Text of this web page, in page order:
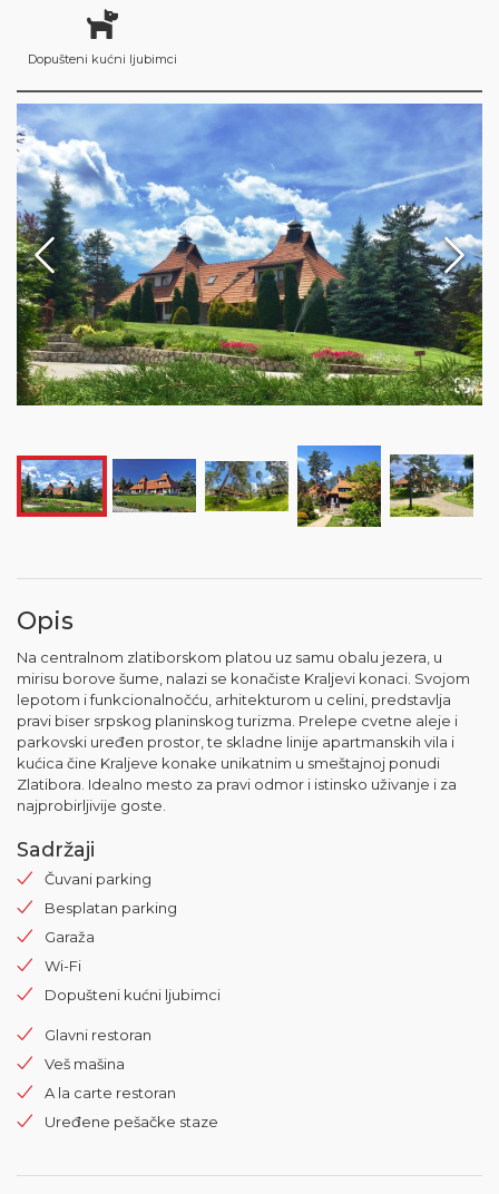
Dopušteni kućni ljubimci
Opis
Na centralnom zlatiborskom platou uz samu obalu jezera, u
mirisu borove šume, nalazi se konačiste Kraljevi konaci. Svojom
lepotom i funkcionalnočću, arhitekturom u celini, predstavlja
pravi biser srpskog planinskog turizma. Prelepe cvetne aleje i
parkovski uređen prostor, te skladne linije apartmanskih vila i
kućica čine Kraljeve konake unikatnim u smeštajnoj ponudi
Zlatibora. Idealno mesto za pravi odmor i istinsko uživanje i za
najprobirljivije goste.
Sadržaji
Čuvani parking
Besplatan parking
Garaža
Wi-Fi
Dopušteni kućni ljubimci
Glavni restoran
Veš mašina
A la carte restoran
Uređene pešačke staze